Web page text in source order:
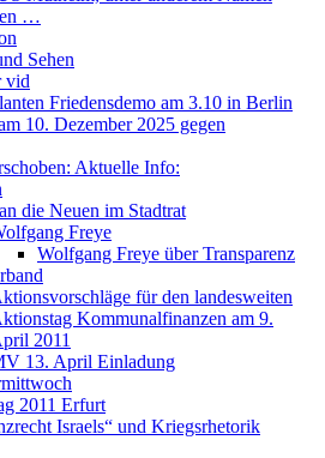
…
Sehen
vid
Friedensdemo am 3.10 in Berlin
10. Dezember 2025 gegen
Aktuelle Info:
die Neuen im Stadtrat
Freye
Wolfgang Freye über Transparenz
für den landesweiten
Kommunalfinanzen am 9.
2011
13. April Einladung
2011 Erfurt
Israels“ und Kriegsrhetorik